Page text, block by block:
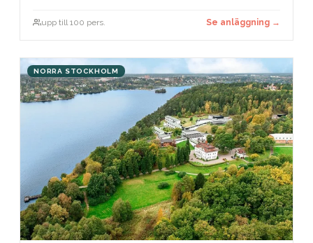
upp till 100 pers. Se anläggning →
NORRA STOCKHOLM